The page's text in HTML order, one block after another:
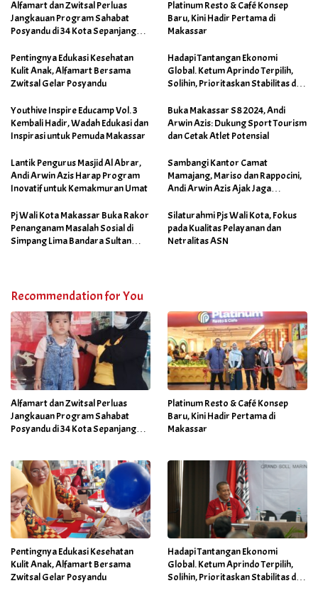
Alfamart dan Zwitsal Perluas
Jangkauan Program Sahabat
Posyandu di 34 Kota Sepanjang
Platinum Resto & Café Konsep
Baru, Kini Hadir Pertama di
Makassar
Pentingnya Edukasi Kesehatan
Kulit Anak, Alfamart Bersama
Zwitsal Gelar Posyandu
Hadapi Tantangan Ekonomi
Global. Ketum Aprindo Terpilih,
Solihin, Prioritaskan Stabilitas dan
Youthive Inspire Educamp Vol. 3
Kembali Hadir, Wadah Edukasi dan
Inspirasi untuk Pemuda Makassar
Buka Makassar S8 2024, Andi
Arwin Azis: Dukung Sport Tourism
dan Cetak Atlet Potensial
Lantik Pengurus Masjid Al Abrar,
Andi Arwin Azis Harap Program
Inovatif untuk Kemakmuran Umat
Sambangi Kantor Camat
Mamajang, Mariso dan Rappocini,
Andi Arwin Azis Ajak Jaga
Program Sabtu Bersih
Pj Wali Kota Makassar Buka Rakor
Penanganam Masalah Sosial di
Simpang Lima Bandara Sultan
Silaturahmi Pjs Wali Kota, Fokus
pada Kualitas Pelayanan dan
Netralitas ASN
Recommendation for You
Alfamart dan Zwitsal Perluas
Jangkauan Program Sahabat
Posyandu di 34 Kota Sepanjang
Platinum Resto & Café Konsep
Baru, Kini Hadir Pertama di
Makassar
Pentingnya Edukasi Kesehatan
Kulit Anak, Alfamart Bersama
Zwitsal Gelar Posyandu
Hadapi Tantangan Ekonomi
Global. Ketum Aprindo Terpilih,
Solihin, Prioritaskan Stabilitas dan